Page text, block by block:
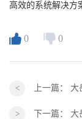
高效的系统解决方
0 0
上一篇： 大岳
下一篇： 大